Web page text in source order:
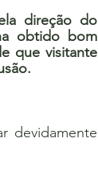
direção do
obtido bom
que visitante
devidamente